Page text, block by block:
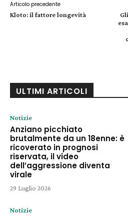
Articolo precedente
Kloto: il fattore longevità
ULTIMI ARTICOLI
Notizie
Anziano picchiato
brutalmente da un 18enne: è
ricoverato in prognosi
riservata, il video
dell’aggressione diventa
virale
29 Luglio 2026
Notizie